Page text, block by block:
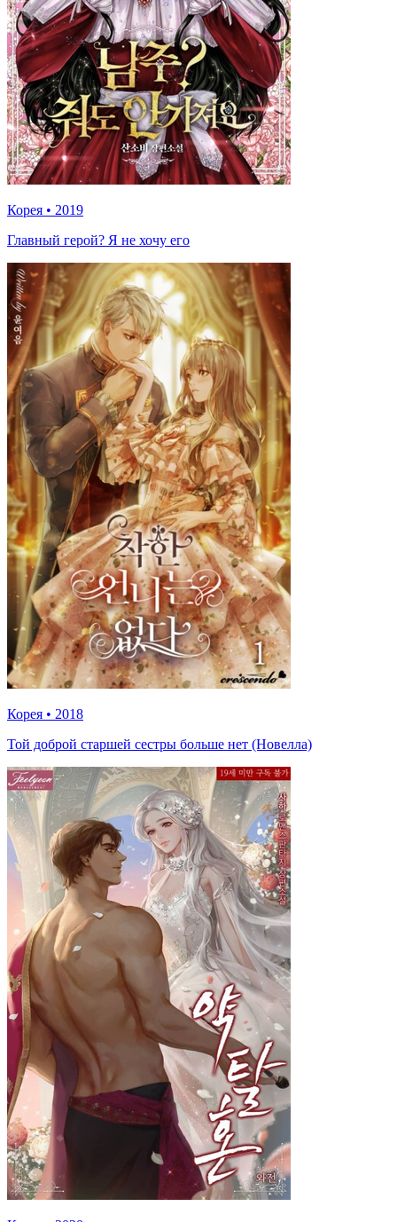
Корея • 2019
Главный герой? Я не хочу его
Корея • 2018
Той доброй старшей сестры больше нет (Новелла)